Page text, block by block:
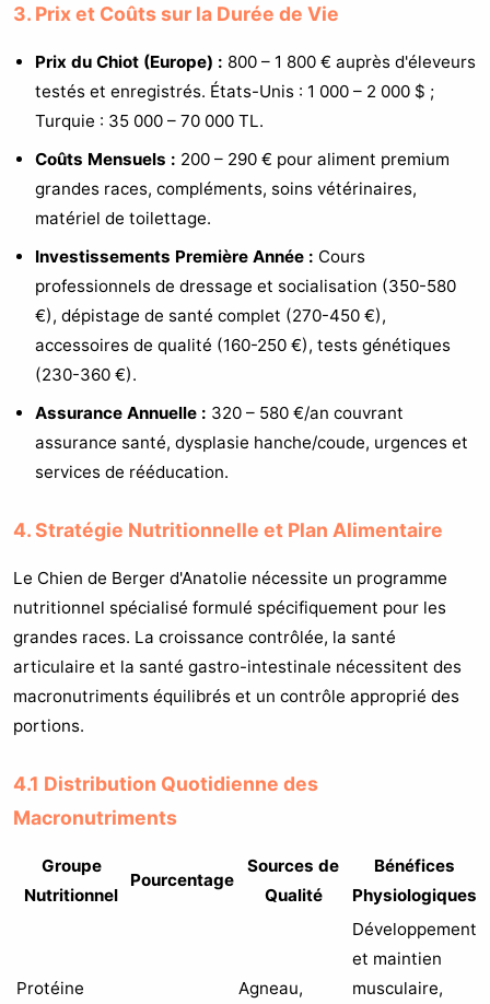
3. Prix et Coûts sur la Durée de Vie
Prix du Chiot (Europe) : 800 – 1 800 € auprès d'éleveurs
testés et enregistrés. États-Unis : 1 000 – 2 000 $ ;
Turquie : 35 000 – 70 000 TL.
Coûts Mensuels : 200 – 290 € pour aliment premium
grandes races, compléments, soins vétérinaires,
matériel de toilettage.
Investissements Première Année : Cours
professionnels de dressage et socialisation (350-580
€), dépistage de santé complet (270-450 €),
accessoires de qualité (160-250 €), tests génétiques
(230-360 €).
Assurance Annuelle : 320 – 580 €/an couvrant
assurance santé, dysplasie hanche/coude, urgences et
services de rééducation.
4. Stratégie Nutritionnelle et Plan Alimentaire
Le Chien de Berger d'Anatolie nécessite un programme
nutritionnel spécialisé formulé spécifiquement pour les
grandes races. La croissance contrôlée, la santé
articulaire et la santé gastro-intestinale nécessitent des
macronutriments équilibrés et un contrôle approprié des
portions.
4.1 Distribution Quotidienne des
Macronutriments
Groupe
Nutritionnel
Pourcentage
Sources de
Qualité
Bénéfices
Physiologiques
Protéine Agneau,
Développement
et maintien
musculaire,